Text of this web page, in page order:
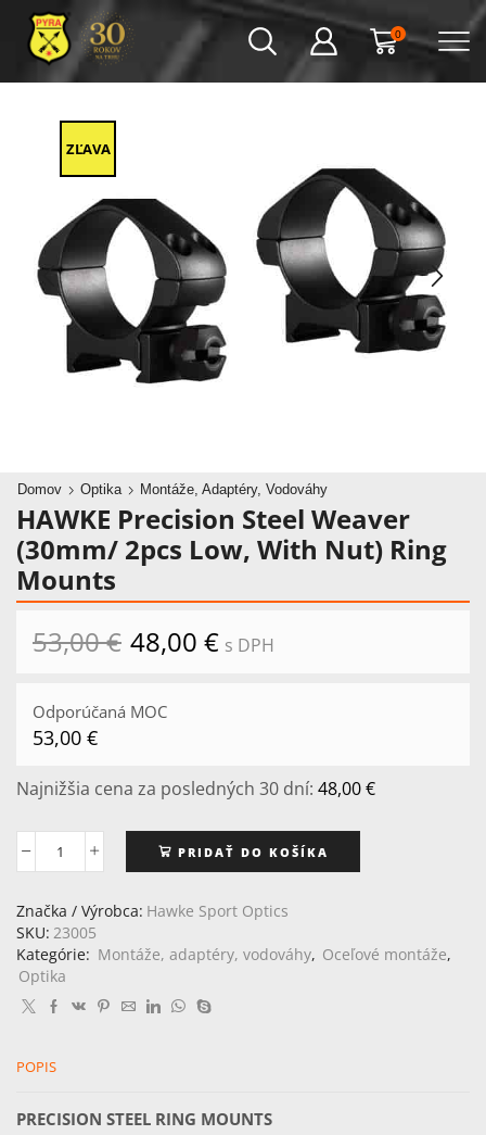
0
ZĽAVA
Domov Optika Montáže, Adaptéry, Vodováhy
HAWKE Precision Steel Weaver
(30mm/ 2pcs Low, With Nut) Ring
Mounts
53,00€ Pôvodná
cena
53,00 €.
48,00 €Aktuálna
cena
s DPH
Odporúčaná MOC
53,00 €
Najnižšia cena za posledných 30 dní: 48,00€
množstvo
Precision
Steel
Weaver
(30mm/
Low,
PRIDAŤ DO KOŠÍKA
Značka / Výrobca: Hawke Sport Optics
SKU: 23005
Kategórie: Montáže, adaptéry, vodováhy, Oceľové montáže,
Optika
POPIS
PRECISION STEEL RING MOUNTS